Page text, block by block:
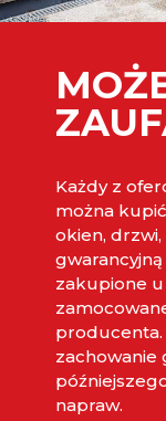
Każdy z
można
okien,
zakupione u
producenta.
zachowanie
napraw.